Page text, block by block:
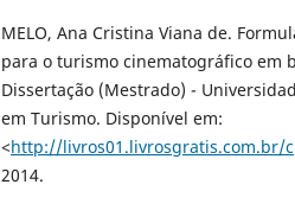
MELO, Ana Cristina Viana de.
para o turismo cinematográfico em
Dissertação (Mestrado) -
em Turismo. Disponível em:
<http://livros01.livrosgratis.com.br/
2014.